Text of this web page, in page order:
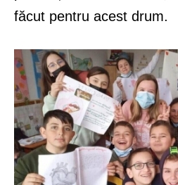
făcut pentru acest drum.